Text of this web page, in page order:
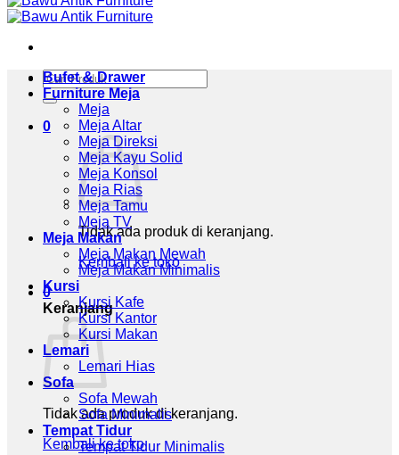
Pencarian
untuk:
0
Tidak ada produk di keranjang.
Kembali ke toko
0
Keranjang
Tidak ada produk di keranjang.
Kembali ke toko
Bufet & Drawer
Furniture Meja
Meja
Meja Altar
Meja Direksi
Meja Kayu Solid
Meja Konsol
Meja Rias
Meja Tamu
Meja TV
Meja Makan
Meja Makan Mewah
Meja Makan Minimalis
Kursi
Kursi Kafe
Kursi Kantor
Kursi Makan
Lemari
Lemari Hias
Sofa
Sofa Mewah
Sofa Minimalis
Tempat Tidur
Tempat Tidur Minimalis